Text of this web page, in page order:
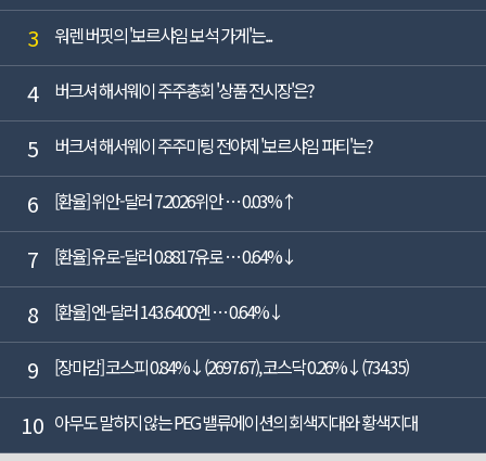
3 워렌 버핏의 '보르샤임 보석 가게'는...
4 버크셔 해서웨이 주주총회 '상품 전시장'은?
5 버크셔 해서웨이 주주미팅 전야제 '보르샤임 파티'는?
6 [환율] 위안-달러 7.2026위안 … 0.03%↑
7 [환율] 유로-달러 0.8817유로 … 0.64%↓
8 [환율] 엔-달러 143.6400엔 … 0.64%↓
9 [장마감] 코스피 0.84%↓(2697.67), 코스닥 0.26%↓(734.35)
10 아무도 말하지 않는 PEG 밸류에이션의 회색지대와 황색지대